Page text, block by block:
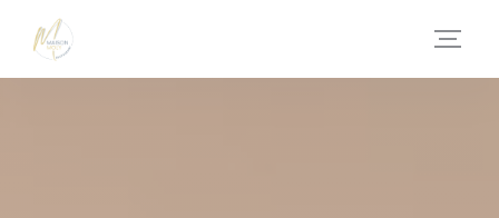
Personalización de sus opciones de cookies